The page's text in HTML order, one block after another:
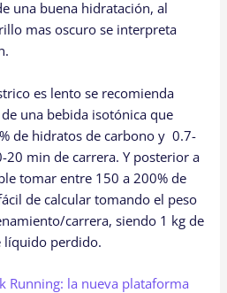
una buena hidratación, al
mas oscuro se interpreta
es lento se recomienda
una bebida isotónica que
de hidratos de carbono y 0.7-
min de carrera. Y posterior a
tomar entre 150 a 200% de
de calcular tomando el peso
carrera, siendo 1 kg de
líquido perdido.
Running: la nueva plataforma